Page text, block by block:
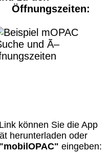
Öffnungszeiten:
können Sie die App
herunterladen oder
"mobilOPAC" eingeben: